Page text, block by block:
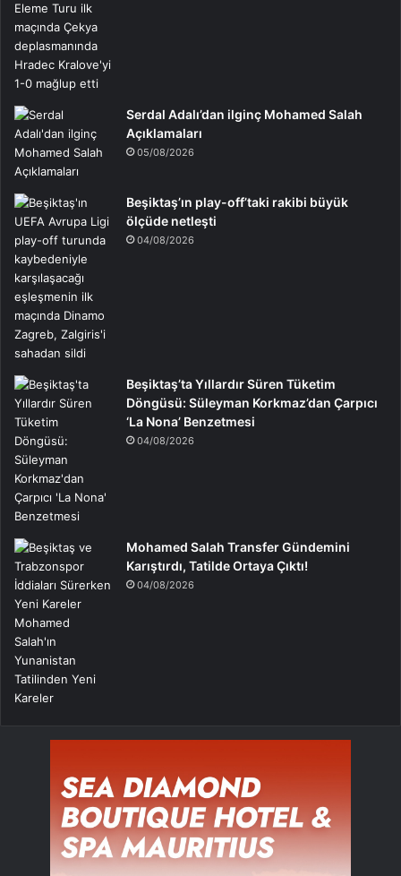
Serdal Adalı’dan ilginç Mohamed Salah
Açıklamaları
05/08/2026
Beşiktaş’ın play-off’taki rakibi büyük
ölçüde netleşti
04/08/2026
Beşiktaş’ta Yıllardır Süren Tüketim
Döngüsü: Süleyman Korkmaz’dan Çarpıcı
‘La Nona’ Benzetmesi
04/08/2026
Mohamed Salah Transfer Gündemini
Karıştırdı, Tatilde Ortaya Çıktı!
04/08/2026